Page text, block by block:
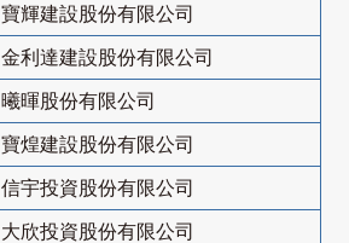
寶輝建設股份有限公司
金利達建設股份有限公司
曦暉股份有限公司
寶煌建設股份有限公司
信宇投資股份有限公司
大欣投資股份有限公司